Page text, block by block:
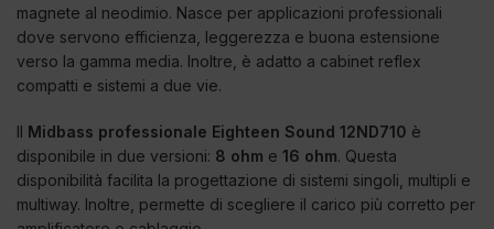
magnete al neodimio. Nasce per applicazioni professionali
dove servono efficienza, leggerezza e buona estensione
verso la gamma media. Inoltre, è adatto a cabinet reflex
compatti e sistemi a due vie.
Il Midbass professionale Eighteen Sound 12ND710 è
disponibile in due versioni: 8 ohm e 16 ohm. Questa
disponibilità facilita la progettazione di sistemi singoli, multipli e
multiway. Inoltre, permette di scegliere il carico più corretto per